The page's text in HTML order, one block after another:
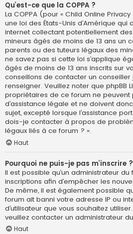
Qu’est-ce que la COPPA ?
La COPPA (pour « Child Online
une loi des États-Unis d’Amérique qui
internet collectant potentiellement
mineurs âgés de moins de 13 ans un
parents ou des tuteurs légaux des
ne savez pas si cette loi s’applique
âgés de moins de 13 ans inscrits sur
conseillons de contacter un
renseigner. Veuillez noter que phpBB
propriétaires de ce forum ne peuvent
d’assistance légale et ne doivent
sujet, excepté lorsque l’assistance
dois-je contacter à propos de
légaux liés à ce forum ? ».
Haut
Pourquoi ne puis-je pas m’inscrire ?
Il est possible qu’un administrateur
inscriptions afin d’empêcher les
De même, il est également possible
forum ait banni votre adresse IP ou
d’utilisateur que vous souhaitez
veuillez contacter un administrateur
Haut